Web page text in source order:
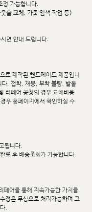
정 가능합니다.
솔 교체, 가죽 염색 작업 등)
면 안내 드립니다.
로 제작된 핸드메이드 제품입니
다. 접착, 재봉, 부착 불량, 발볼
리페어 공정의 경우 교체비용
우 홈페이지에서 확인하실 수
됩니다.
료 후 배송조회가 가능합니다.
페어를 통해 지속가능한 가치를
정은 무상으로 처리가능하며 그
.